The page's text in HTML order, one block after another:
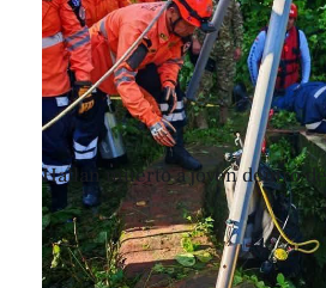
Hallan muerto a joven dentro